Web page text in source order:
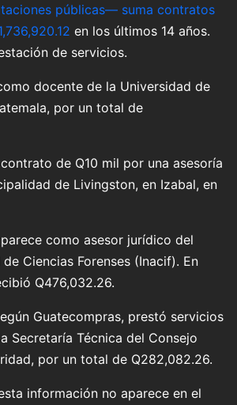
públicas— suma contratos
en los últimos 14 años.
de servicios.
docente de la Universidad de
por un total de
de Q10 mil por una asesoría
de Livingston, en Izabal, en
como asesor jurídico del
Ciencias Forenses (Inacif). En
Q476,032.26.
Guatecompras, prestó servicios
Secretaría Técnica del Consejo
por un total de Q282,082.26.
información no aparece en el